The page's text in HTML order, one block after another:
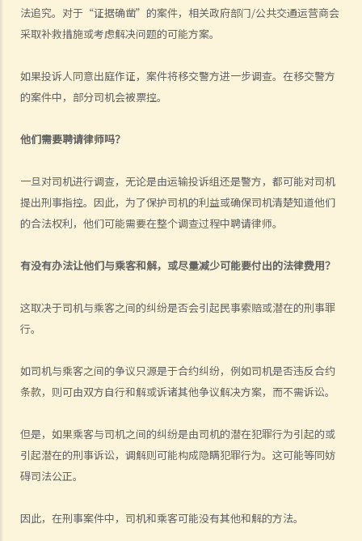
法追究。对于“证据确凿”的案件，相关政府部门/公共交通运营商会
采取补救措施或考虑解决问题的可能方案。
如果投诉人同意出庭作证，案件将移交警方进一步调查。在移交警方
的案件中，部分司机会被票控。
他们需要聘请律师吗？
一旦对司机进行调查，无论是由运输投诉组还是警方，都可能对司机
提出刑事指控。因此，为了保护司机的利益或确保司机清楚知道他们
的合法权利，他们可能需要在整个调查过程中聘请律师。
有没有办法让他们与乘客和解，或尽量减少可能要付出的法律费用？
这取决于司机与乘客之间的纠纷是否会引起民事索赔或潜在的刑事罪
行。
如司机与乘客之间的争议只源是于合约纠纷，例如司机是否违反合约
条款，则可由双方自行和解或诉诸其他争议解决方案，而不需诉讼。
但是，如果乘客与司机之间的纠纷是由司机的潜在犯罪行为引起的或
引起潜在的刑事诉讼，调解则可能构成隐瞒犯罪行为。这可能等同妨
碍司法公正。
因此，在刑事案件中，司机和乘客可能没有其他和解的方法。
判决摘要：发生交通意外导致财物损毁，甚至造成人命伤亡的严重后
5. 判刑
a. 法定判刑
c. 法庭取态
1. 罪行元素
a. 「掌管汽车」
2. 进行呼气测试及提供样本以作分析的责任
a. 进行呼气测试的责任
1. D先生在驾车时被警方截停，并被要求进行随机抽样呼气测试。D先生
逃避《道路交通条例》（香港法例第374章）第39或39A条的刑责，他编
了一个藉口拒绝接受呼气测试：「喂，那些呼气测试工具可能含有传染
2. D女士在酒吧喝了几杯后开车回家，途中被警方截停，并被要求进行
随机抽样呼气测试。D女士知道她不能拒绝做测试，但她故意在吹气孔
旁边吹气，而不是吹进气孔内。D女士这个做法可行吗？